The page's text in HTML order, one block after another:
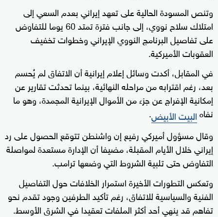
وتنص المسودة الحالية على تعهد إيراني بعدم السعي إلى
امتلاك سلاح نووي، إلى جانب فترة تمتد 60 يوما للتفاوض
على تفاصيل البرنامج النووي الإيراني وخطوات تخفيف
العقوبات الأميركية.
في المقابل، أكدت وسائل إعلام إيرانية أن الاتفاق لم يُحسم
بعد، رغم اقترابه من مراحله النهائية، بينما تحدثت تقارير عن
إمكانية الإفراج عن جزء من الأموال الإيرانية المجمدة، وهو ما
نفاهالبيت الأبيض.
وقال مسؤول أميركي رفيع إن واشنطن تتوقع الحصول على رد
إيراني خلال الأيام المقبلة، مضيفا أن الإدارة مستعدة لمواصلة
التفاوض حتى تلبية الشروط التي وضعها ترامب.
وتعكس التطورات الأخيرة استمرار الخلافات حول التفاصيل
الفنية والسياسية للاتفاق، رغم تأكيد الطرفين وجود تقدم نحو
تفاهم قد ينهي أحد أكثر الملفات تعقيدا في الشرق الأوسط.